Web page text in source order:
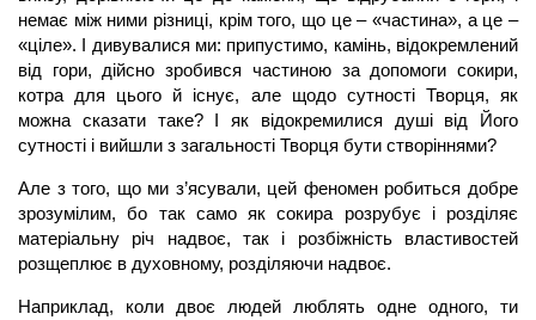
немає між ними різниці, крім того, що це – «частина», а це –
«ціле». І дивувалися ми: припустимо, камінь, відокремлений
від гори, дійсно зробився частиною за допомоги сокири,
котра для цього й існує, але щодо сутності Творця, як
можна сказати таке? І як відокремилися душі від Його
сутності і вийшли з загальності Творця бути створіннями?
Але з того, що ми з’ясували, цей феномен робиться добре
зрозумілим, бо так само як сокира розрубує і розділяє
матеріальну річ надвоє, так і розбіжність властивостей
розщеплює в духовному, розділяючи надвоє.
Наприклад, коли двоє людей люблять одне одного, ти